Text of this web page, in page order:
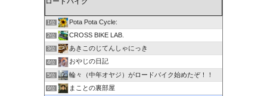
1位 Pota Pota Cycle:
2位 CROSS BIKE LAB.
3位 あきこのじてんしゃにっき
4位 おやじの日記
5位 輪々（中年オヤジ）がロードバイク始めたぞ！！
6位 まことの裏部屋